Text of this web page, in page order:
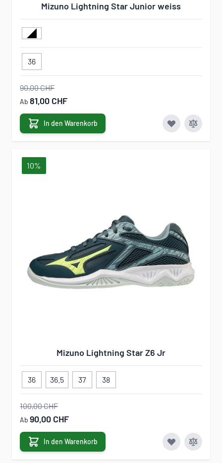
Mizuno Lightning Star Junior weiss
36
90,00 CHF
Ab 81,00 CHF
In den Warenkorb
10%
Mizuno Lightning Star Z6 Jr
36 36.5 37 38
100,00 CHF
Ab 90,00 CHF
In den Warenkorb